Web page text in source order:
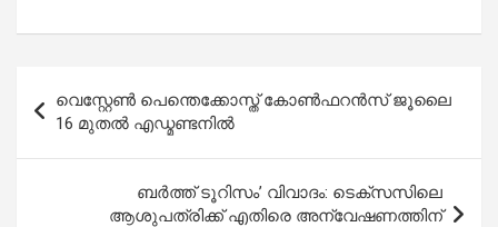
navigation
വെസ്റ്റേൺ പെന്തെക്കോസ്ത് കോൺഫറൻസ് ജൂലൈ
16 മുതൽ എഡ്മണ്ടനിൽ
ബർത്ത് ടൂറിസം’ വിവാദം: ടെക്സസിലെ
ആശുപത്രിക്ക് എതിരെ അന്വേഷണത്തിന്